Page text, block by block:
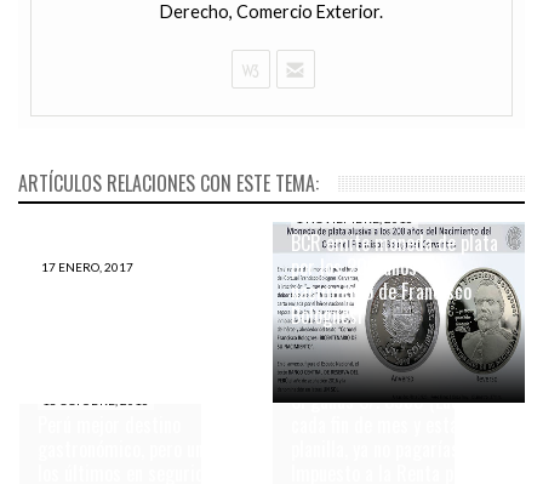
Derecho, Comercio Exterior.
ARTÍCULOS RELACIONES CON ESTE TEMA:
17 ENERO, 2017
BCR emite moneda de plata
por los 200 años del
nacimiento de Francisco
Bolognesi
14 SEPTIEMBRE, 2016
Si ganas S/. 3950 (Lucas)